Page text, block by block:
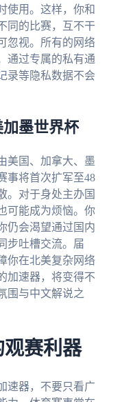
使用。这样，你和
同的比赛，互不干
忽视。所有的网络
通过专属的私有通
录等隐私数据不会
墨世界杯
美国、加拿大、墨
事将首次扩军至48
。对于身处主办国
可能成为烦恼。你
仍会渴望通过国内
步吐槽交流。届
你在北美复杂网络
加速器，将变得不
围与中文解说之
赛利器
速器，不要只看广